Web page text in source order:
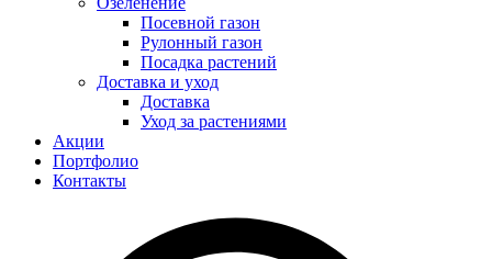
Посевной газон
Рулонный газон
Посадка растений
Доставка и уход
Доставка
Уход за растениями
Акции
Портфолио
Контакты